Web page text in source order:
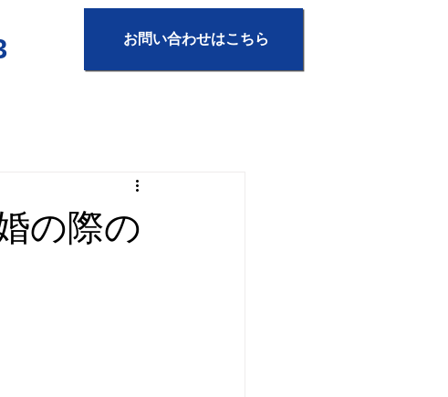
お問い合わせはこちら
の際の